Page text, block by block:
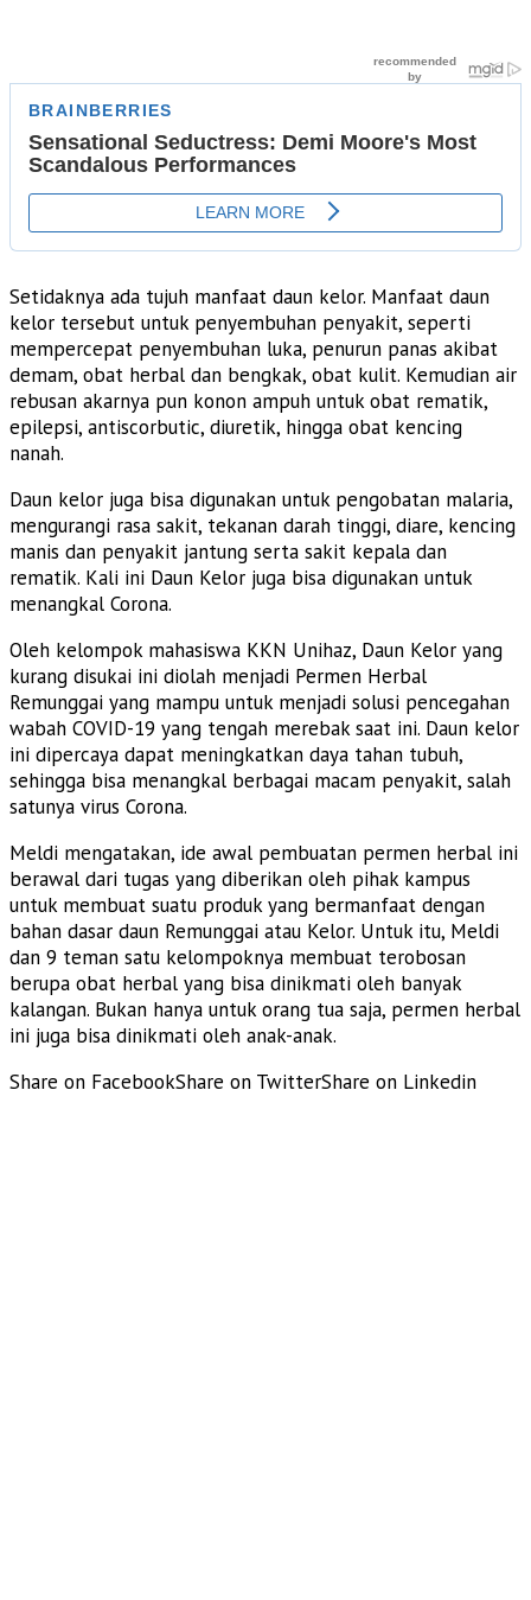
Setidaknya ada tujuh manfaat daun kelor. Manfaat daun
kelor tersebut untuk penyembuhan penyakit, seperti
mempercepat penyembuhan luka, penurun panas akibat
demam, obat herbal dan bengkak, obat kulit. Kemudian air
rebusan akarnya pun konon ampuh untuk obat rematik,
epilepsi, antiscorbutic, diuretik, hingga obat kencing
nanah.
Daun kelor juga bisa digunakan untuk pengobatan malaria,
mengurangi rasa sakit, tekanan darah tinggi, diare, kencing
manis dan penyakit jantung serta sakit kepala dan
rematik. Kali ini Daun Kelor juga bisa digunakan untuk
menangkal Corona.
Oleh kelompok mahasiswa KKN Unihaz, Daun Kelor yang
kurang disukai ini diolah menjadi Permen Herbal
Remunggai yang mampu untuk menjadi solusi pencegahan
wabah COVID-19 yang tengah merebak saat ini. Daun kelor
ini dipercaya dapat meningkatkan daya tahan tubuh,
sehingga bisa menangkal berbagai macam penyakit, salah
satunya virus Corona.
Meldi mengatakan, ide awal pembuatan permen herbal ini
berawal dari tugas yang diberikan oleh pihak kampus
untuk membuat suatu produk yang bermanfaat dengan
bahan dasar daun Remunggai atau Kelor. Untuk itu, Meldi
dan 9 teman satu kelompoknya membuat terobosan
berupa obat herbal yang bisa dinikmati oleh banyak
kalangan. Bukan hanya untuk orang tua saja, permen herbal
ini juga bisa dinikmati oleh anak-anak.
Share on FacebookShare on TwitterShare on Linkedin